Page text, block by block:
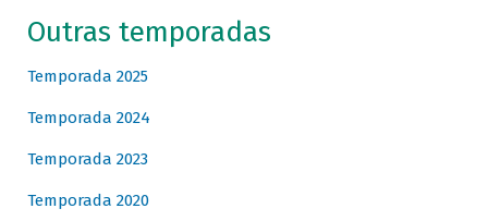
Outras temporadas
Temporada 2025
Temporada 2024
Temporada 2023
Temporada 2020